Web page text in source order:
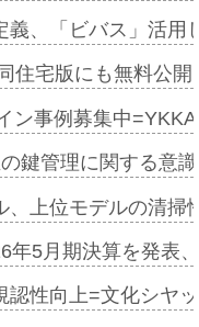
義、「ビバス」活
住宅版にも無料公
ン事例募集中
鍵管理に関する意
、上位モデルの清
年5月期決算を発表
認性向上=文化シヤ